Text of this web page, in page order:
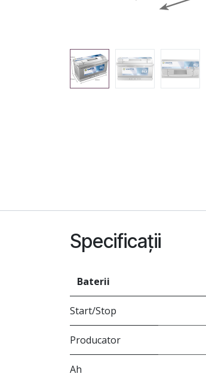
Specificații
Baterii
Start/Stop
Producator
Ah